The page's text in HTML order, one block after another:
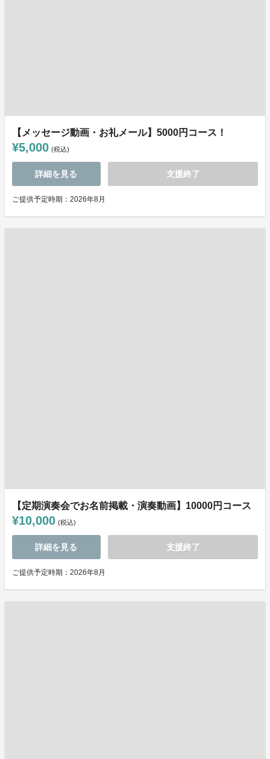
【メッセージ動画・お礼メール】5000円コース！
¥5,000 (税込)
詳細を見る 支援終了
ご提供予定時期：2026年8月
【定期演奏会でお名前掲載・演奏動画】10000円コース
¥10,000 (税込)
詳細を見る 支援終了
ご提供予定時期：2026年8月